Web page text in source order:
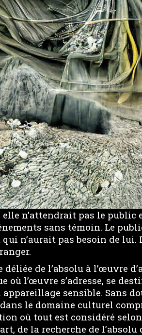
n’attendrait pas le public
sans témoin. Le
n’aurait pas besoin de
de l’absolu à l’œuvre
l’œuvre s’adresse, se
appareillage sensible. Sans
le domaine culturel
où tout est considéré
de la recherche de l’absolu